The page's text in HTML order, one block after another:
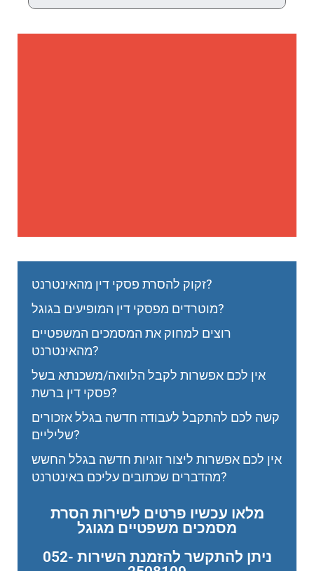
זקוק להסרת פסקי דין מהאינטרנט?
מוטרדים מפסקי דין המופיעים בגוגל?
רוצים למחוק את המסמכים המשפטיים
מהאינטרנט?
אין לכם אפשרות לקבל הלוואה/משכנתא בשל
פסקי דין ברשת?
קשה לכם להתקבל לעבודה חדשה בגלל אזכורים
שליליים?
אין לכם אפשרות ליצור זוגיות חדשה בגלל החשש
מהדברים שכתובים עליכם באינטרנט?
מלאו עכשיו פרטים לשירות הסרת
מסמכים משפטיים מגוגל
ניתן להתקשר להזמנת השירות 052-